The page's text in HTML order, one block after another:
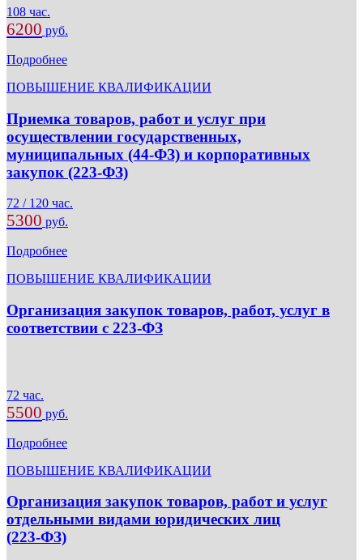
108 час.
6200 руб.
Подробнее
ПОВЫШЕНИЕ КВАЛИФИКАЦИИ
Приемка товаров, работ и услуг при
осуществлении государственных,
муниципальных (44-ФЗ) и корпоративных
закупок (223-ФЗ)
72 / 120 час.
5300 руб.
Подробнее
ПОВЫШЕНИЕ КВАЛИФИКАЦИИ
Организация закупок товаров, работ, услуг в
соответствии с 223-ФЗ
72 час.
5500 руб.
Подробнее
ПОВЫШЕНИЕ КВАЛИФИКАЦИИ
Организация закупок товаров, работ и услуг
отдельными видами юридических лиц
(223-ФЗ)